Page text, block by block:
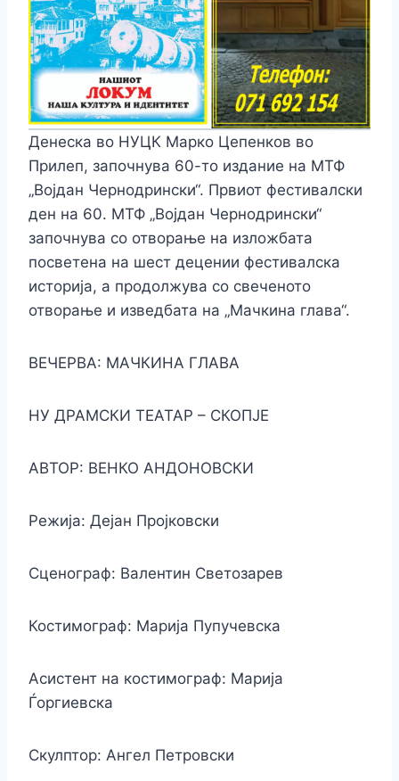
Денеска во НУЦК Марко Цепенков во
Прилеп, започнува 60-то издание на МТФ
„Војдан Чернодрински“. Првиот фестивалски
ден на 60. МТФ „Војдан Чернодрински“
започнува со отворање на изложбата
посветена на шест децении фестивалска
историја, а продолжува со свеченото
отворање и изведбата на „Мачкина глава“.
ВЕЧЕРВА: МАЧКИНА ГЛАВА
НУ ДРАМСКИ ТЕАТАР – СКОПЈЕ
АВТОР: ВЕНКО АНДОНОВСКИ
Режија: Дејан Пројковски
Сценограф: Валентин Светозарев
Костимограф: Марија Пупучевска
Асистент на костимограф: Марија
Ѓоргиевска
Скулптор: Ангел Петровски